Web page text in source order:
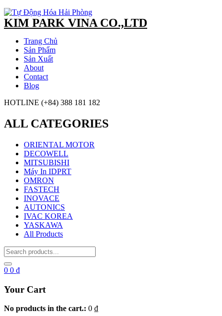
KIM PARK VINA CO.,LTD
Trang Chủ
Sản Phẩm
Sản Xuất
About
Contact
Blog
HOTLINE (+84) 388 181 182
ALL CATEGORIES
ORIENTAL MOTOR
DECOWELL
MITSUBISHI
Máy In IDPRT
OMRON
FASTECH
INOVACE
AUTONICS
IVAC KOREA
YASKAWA
All Products
0 0 ₫
Your Cart
No products in the cart.: 0 ₫